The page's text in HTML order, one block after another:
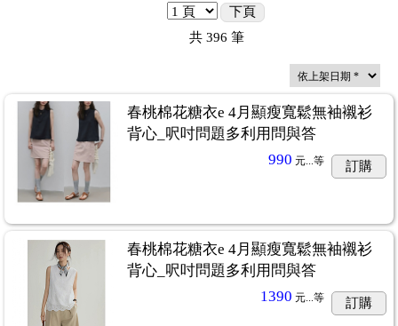
下頁
共 396 筆
春桃棉花糖衣e 4月顯瘦寬鬆無袖襯衫
背心_呎吋問題多利用問與答
990 元...等 訂購
春桃棉花糖衣e 4月顯瘦寬鬆無袖襯衫
背心_呎吋問題多利用問與答
1390 元...等 訂購